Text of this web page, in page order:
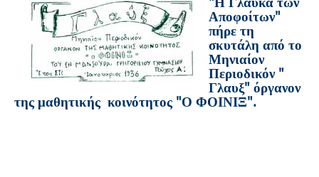
Αποφοίτων"
πήρε τη
σκυτάλη από το
Μηνιαίον
Περιοδικόν "
Γλαυξ" όργανον
της μαθητικής κοινότητος "Ο ΦΟΙΝΙΞ".